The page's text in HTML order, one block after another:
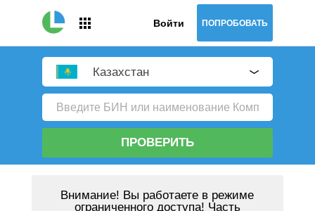
Войти ПОПРОБОВАТЬ
Казахстан
ПРОВЕРИТЬ
Внимание! Вы работаете в режиме
ограниченного доступа! Часть